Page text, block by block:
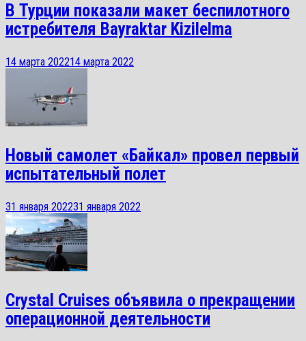
В Турции показали макет беспилотного
истребителя Bayraktar Kizilelma
14 марта 202214 марта 2022
Новый самолет «Байкал» провел первый
испытательный полет
31 января 202231 января 2022
Crystal Cruises объявила о прекращении
операционной деятельности